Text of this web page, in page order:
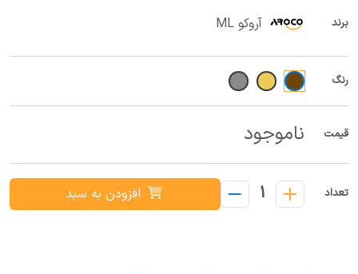
برند آروکو ML
رنگ
قیمت ناموجود
تعداد 1 افزودن به سبد